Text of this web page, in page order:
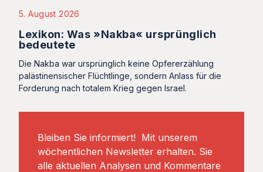
5. August 2026
Lexikon: Was »Nakba« ursprünglich
bedeutete
Die Nakba war ursprünglich keine Opfererzählung
palästinensischer Flüchtlinge, sondern Anlass für die
Forderung nach totalem Krieg gegen Israel.
Bleiben Sie informiert! Mit unserem
wöchentlichen Newsletter erhalten. Sie
alle aktuellen Analysen und Kommentare